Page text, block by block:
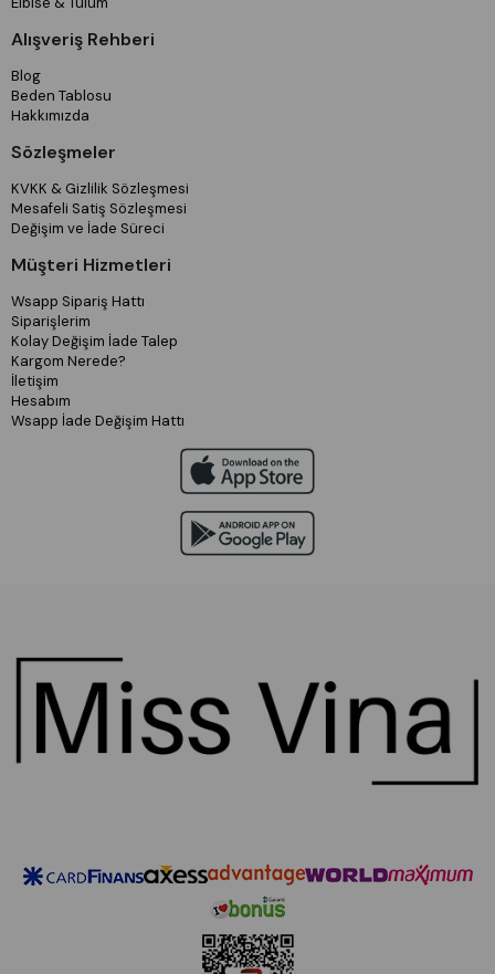
Alışveriş Rehberi
Blog
Beden Tablosu
Hakkımızda
Sözleşmeler
KVKK & Gizlilik Sözleşmesi
Mesafeli Satiş Sözleşmesi
Değişim ve İade Süreci
Müşteri Hizmetleri
Wsapp Sipariş Hattı
Siparişlerim
Kolay Değişim İade Talep
Kargom Nerede?
İletişim
Hesabım
Wsapp İade Değişim Hattı